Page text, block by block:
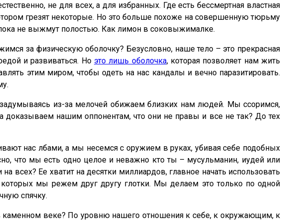
не для всех, а для избранных. Где есть бессмертная властная
грезят некоторые. Но это больше похоже на совершенную тюрьму
пока не выжмут полостью. Как лимон в соковыжималке.
за физическую оболочку? Безусловно, наше тело – это прекрасная
и развиваться. Но это лишь оболочка, которая позволяет нам жить
этим миром, чтобы одеть на нас кандалы и вечно паразитировать.
из-за мелочей обижаем близких нам людей. Мы ссоримся,
нашим оппонентам, что они не правы и все не так? До тех
нас лбами, а мы несемся с оружием в руках, убивая себе подобных
что мы есть одно целое и неважно кто ты – мусульманин, иудей или
Ее хватит на десятки миллиардов, главное начать использовать
мы режем друг другу глотки. Мы делаем это только по одной
спячку.
каменном веке? По уровню нашего отношения к себе, к окружающим, к